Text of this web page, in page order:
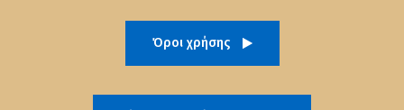
Όροι χρήσης